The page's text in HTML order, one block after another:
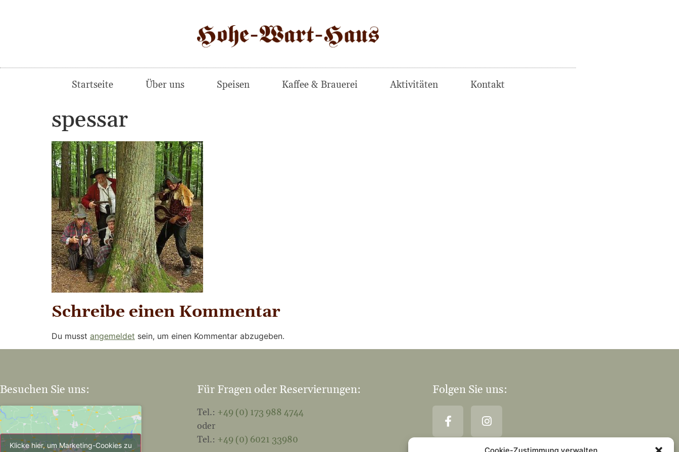
Startseite Über uns Speisen Kaffee & Brauerei Aktivitäten Kontakt
spessar
Schreibe einen Kommentar
Du musst angemeldet sein, um einen Kommentar abzugeben.
Besuchen Sie uns:
Klicke hier, um Marketing-Cookies zu
Für Fragen oder Reservierungen:
Tel.: +49 (0) 173 988 4744
oder
Tel.: +49 (0) 6021 33980
Folgen Sie uns: